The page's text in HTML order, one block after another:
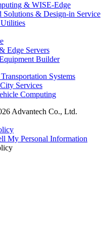
& WISE-Edge
Solutions & Design-in Service
Edge Servers
Builder
Systems
Services
Computing
Advantech Co., Ltd.
My Personal Information